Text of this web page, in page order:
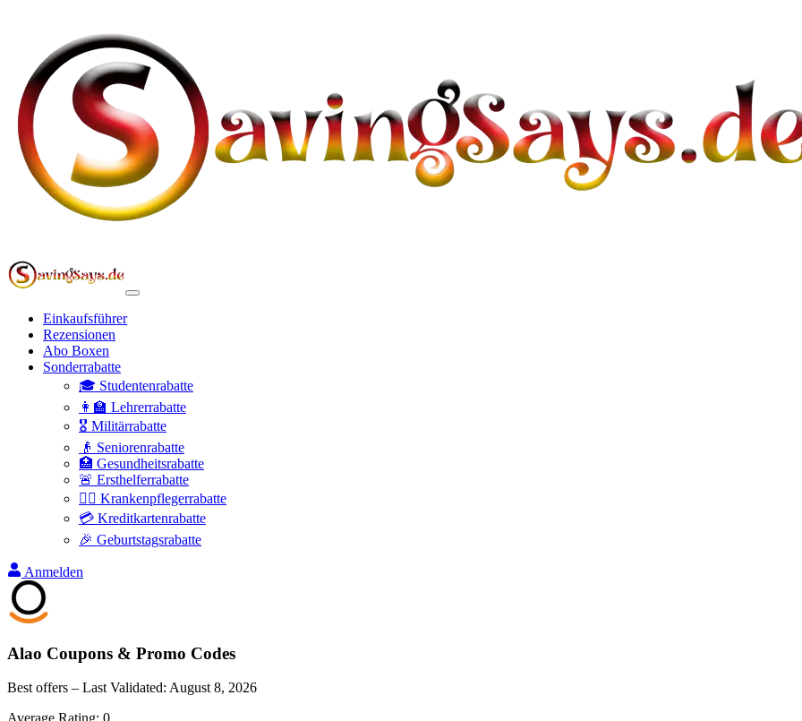
Einkaufsführer
Rezensionen
Abo Boxen
Sonderrabatte
🎓 Studentenrabatte
👩‍🏫 Lehrerrabatte
🎖️ Militärrabatte
👴 Seniorenrabatte
🏥 Gesundheitsrabatte
🚨 Ersthelferrabatte
👩‍⚕️ Krankenpflegerrabatte
💳 Kreditkartenrabatte
🎉 Geburtstagsrabatte
Anmelden
Alao Coupons & Promo Codes
Best offers – Last Validated: August 8, 2026